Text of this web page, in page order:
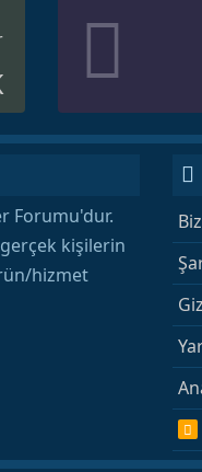
Forumu'dur.
kişilerin
hizmet
R
S
S